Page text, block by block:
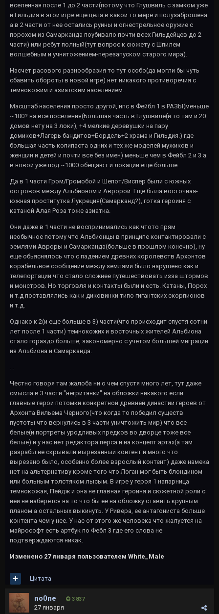
вселенная после 1 до 2 части(потому что Глушвиль с замком уже
и Гильдия в этой игре еще цела в какой то мере и полузаброшена
а в 2 части от нее остались руины и огнестрельное оружие c
порохом из Самарканда поубивало почти всех Гильдейцев до 2
части) или ребут полный(тут вопрос к сюжету с Шпилем
волшебным и учнитожением-перезапуском старого мира).
Насчет расового разнообразия то тут особо(да могли бы чуть
сбавить обороты в новой игре) нет никакого противоречия с
темнокожим и азиатским населением.
Масштаб населения просто другой, нпс в Фейбл 1 в РАЗЫ(меньше
~100? на все поселения(Большая часть в Глушвиле(и то там и 20
домов нету на 3 локи), +4 мелкие деревушки на пару
домиков+Лагерь бандитов+Бордель+2 храма и Гильдия.) где
большая часть копипаста одних и тех же моделей мужиков и
женщин и детей и почти все без имен) меньше чем в Фейбл 2 и 3 а
в новой уже под ~1000 обещают и локации еще больше.
Да в 1 части Гром/Громобой и Шепот/Виспер были с южных
островов между Альбионом и Авророй. Еще была восточная-
южная проститутка Лукреция(Самарканд?), готка героиня с
катаной Алая Роза тоже азиатка.
Они даже в 1 части не воспринимались как чтото прям
необычное потому что Альбионцы в принципе контактировали с
землями Авроры и Самарканда(больше в прошлом конечно), ну
еще обьяснялось что с падением древних королевств Архонтов
корабельное сообщение между землями было нарушено как и
телепортации что стало сложнее путешествовать изза штормов
и монстров. Но торговля и контакты были и есть. Катаны, Порох
и т.д поставлялись как и диковинки типо гигантских скорпионов
и т.д.
Однако к 2(и еще больше в 3) части(что происходит спустя сотни
лет после 1 части) темнокожих и восточных жителей Альбиона
стало гораздо больше, закономерно с учетом большей миграции
из Альбиона и Самарканда.
...
Честно говоря там жалоба ни о чем спустя много лет, тут даже
смысла в 3 части "негритянки" на обложки никакого если
главные герои потомки конкретной древней династии героев от
Архонта Вильема Черного(что когда то победил существ
пустоты что вернулись в 3 части уничтожить мир) что все
белые(и портреты уродливых предков во дворце тоже все
белые) и у нас нет редактора перса и на концепт артах(а там
разрабы не скрывали вырезанный контент и много что
вырезано было, особенно более взрослый контент) даже намека
нет на альтернативу кроме того что Логан мог быть блондином
или больным толстяком лысым. В игре у героя 1 напарница
темнокожая, Пейдж и она не главная героиня и сюжетной роли с
ней не наберется на то что бы ее на обложку ставить крупным
планом а остальных выкинуть. У Ривера, ее антагониста больше
контента чем у нее. У нас от этого же человека что жалуется на
майрософт есть артбук по Фебл 3 где его слова не
подтверждаются никак.
Изменено 27 января пользователем White_Male
Цитата
no0ne 3 837
27 января